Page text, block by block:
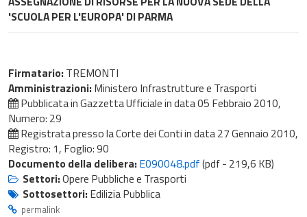
'SCUOLA PER L'EUROPA' DI PARMA
Firmatario:TREMONTI
Amministrazioni:Ministero Infrastrutture e Trasporti
Pubblicata in Gazzetta Ufficiale in data05 Febbraio 2010,
Numero: 29
Registrata presso la Corte dei Conti in data27 Gennaio 2010,
Registro: 1, Foglio: 90
Documento della delibera:E090048.pdf(pdf - 219,6 KB)
Settori:Opere Pubbliche e Trasporti
Sottosettori:Edilizia Pubblica
permalink